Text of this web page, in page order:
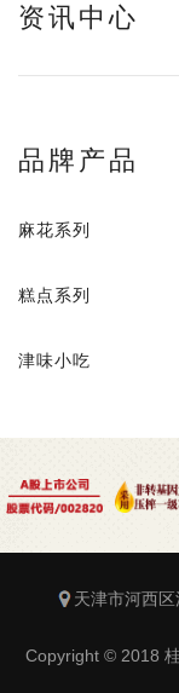
资讯中心
品牌产品
麻花系列
糕点系列
津味小吃
天津市河西
Copyright © 2018